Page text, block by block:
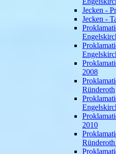
Jecken -
Jecken -
2008
Ründeroth
2010